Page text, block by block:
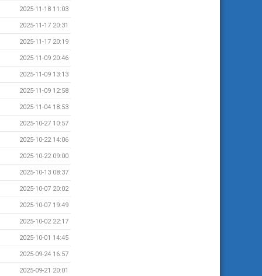
2025-11-18 11:03
2025-11-17 20:31
2025-11-17 20:19
2025-11-09 20:46
2025-11-09 13:13
2025-11-09 12:58
2025-11-04 18:53
2025-10-27 10:57
2025-10-22 14:06
2025-10-22 09:00
2025-10-13 08:37
2025-10-07 20:02
2025-10-07 19:49
2025-10-02 22:17
2025-10-01 14:45
2025-09-24 16:57
2025-09-21 20:01